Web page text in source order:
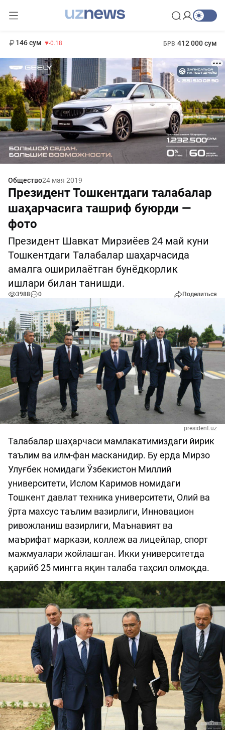
146 сум -0.18 БРВ 412 000 сум
Общество24 мая 2019
Президент Тошкентдаги талабалар
шаҳарчасига ташриф буюрди —
фото
Президент Шавкат Мирзиёев 24 май куни
Тошкентдаги Талабалар шаҳарчасида
амалга оширилаётган бунёдкорлик
ишлари билан танишди.
3988 0 Поделиться
president.uz
Талабалар шаҳарчаси мамлакатимиздаги йирик
таълим ва илм-фан масканидир. Бу ерда Мирзо
Улуғбек номидаги Ўзбекистон Миллий
университети, Ислом Каримов номидаги
Тошкент давлат техника университети, Олий ва
ўрта махсус таълим вазирлиги, Инновацион
ривожланиш вазирлиги, Маънавият ва
маърифат маркази, коллеж ва лицейлар, спорт
мажмуалари жойлашган. Икки университетда
қарийб 25 мингга яқин талаба таҳсил олмоқда.